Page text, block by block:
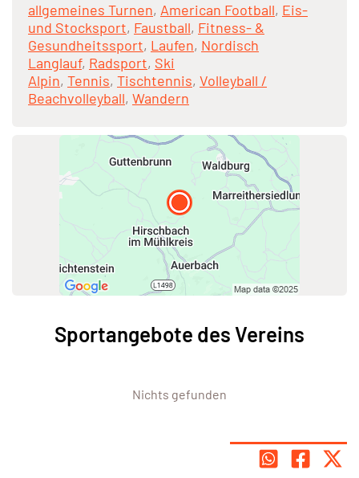
allgemeines Turnen, American Football, Eis-
und Stocksport, Faustball, Fitness- &
Gesundheitssport, Laufen, Nordisch
Langlauf, Radsport, Ski
Alpin, Tennis, Tischtennis, Volleyball /
Beachvolleyball, Wandern
Sportangebote des Vereins
Nichts gefunden